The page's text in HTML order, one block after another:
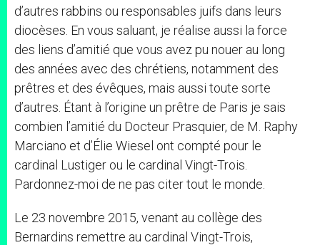
d’autres rabbins ou responsables juifs dans leurs
diocèses. En vous saluant, je réalise aussi la force
des liens d’amitié que vous avez pu nouer au long
des années avec des chrétiens, notamment des
prêtres et des évêques, mais aussi toute sorte
d’autres. Étant à l’origine un prêtre de Paris je sais
combien l’amitié du Docteur Prasquier, de M. Raphy
Marciano et d’Élie Wiesel ont compté pour le
cardinal Lustiger ou le cardinal Vingt-Trois.
Pardonnez-moi de ne pas citer tout le monde.
Le 23 novembre 2015, venant au collège des
Bernardins remettre au cardinal Vingt-Trois,